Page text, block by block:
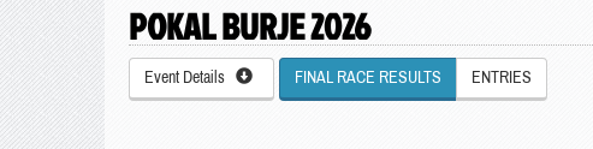
POKAL BURJE 2026
Event Details FINAL RACE RESULTS ENTRIES